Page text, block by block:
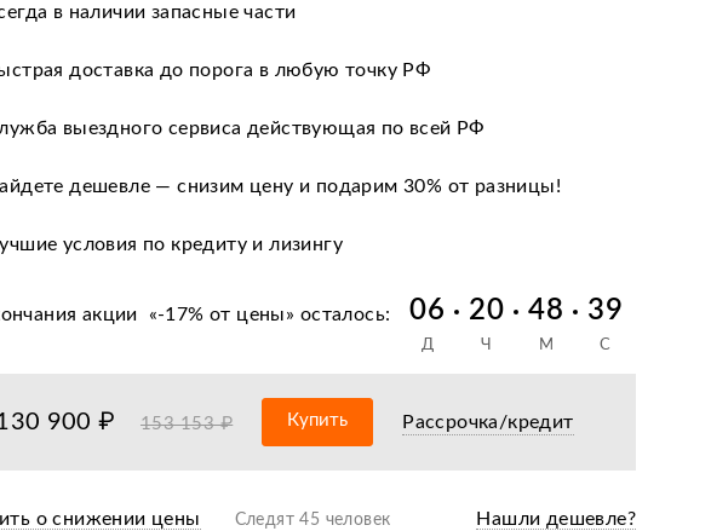
в наличии запасные части
доставка до порога в любую точку РФ
выездного сервиса действующая по всей РФ
дешевле — снизим цену и подарим 30% от разницы!
условия по кредиту и лизингу
при получении после оформления документов
авторизированных сервисных центров по всей РФ
акции «-17% от цены» осталось: 06 20 48 38
Д Ч М С
900 ₽ 153 153 ₽ Купить Рассрочка/кредит
о снижении цены Следят 45 человек Нашли дешевле?